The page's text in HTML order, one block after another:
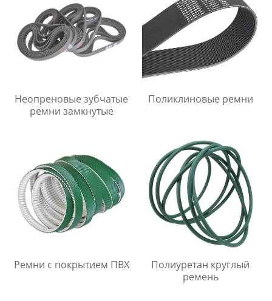
Неопреновые зубчатые
ремни замкнутые
Поликлиновые ремни
Ремни с покрытием ПВХ
Полиуретан круглый
ремень